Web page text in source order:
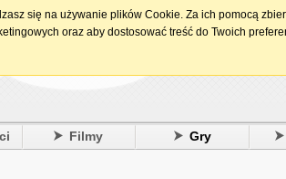
Filmy Gry
się na używanie plików Cookie. Za ich pomocą
oraz aby dostosować treść do Twoich